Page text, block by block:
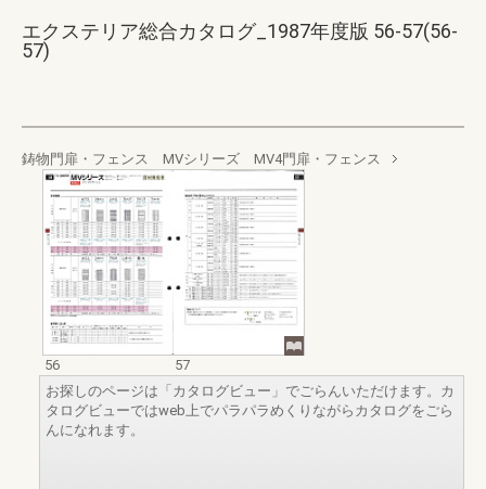
エクステリア総合カタログ_1987年度版 56-57(56-
57)
鋳物門扉・フェンス MVシリーズ MV4門扉・フェンス
56
57
お探しのページは「カタログビュー」でごらんいただけます。カ
タログビューではweb上でパラパラめくりながらカタログをごら
んになれます。